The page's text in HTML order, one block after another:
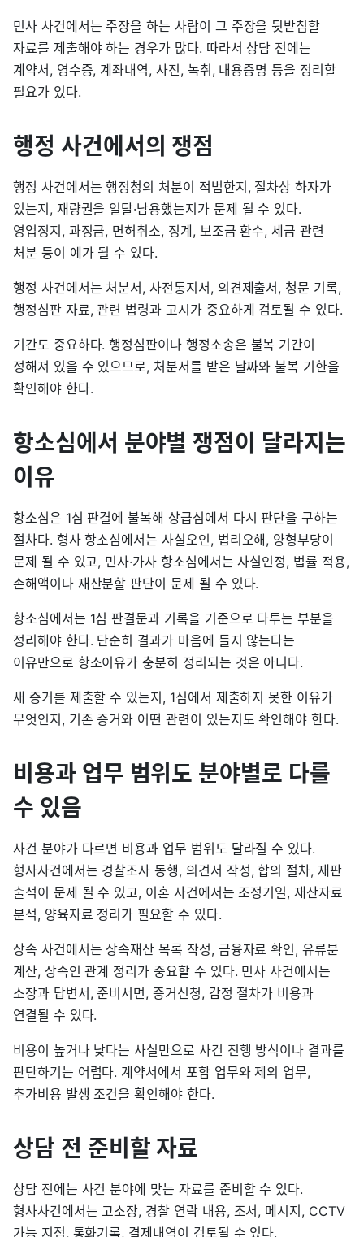
민사 사건에서는 주장을 하는 사람이 그 주장을 뒷받침할
자료를 제출해야 하는 경우가 많다. 따라서 상담 전에는
계약서, 영수증, 계좌내역, 사진, 녹취, 내용증명 등을 정리할
필요가 있다.
행정 사건에서의 쟁점
행정 사건에서는 행정청의 처분이 적법한지, 절차상 하자가
있는지, 재량권을 일탈·남용했는지가 문제 될 수 있다.
영업정지, 과징금, 면허취소, 징계, 보조금 환수, 세금 관련
처분 등이 예가 될 수 있다.
행정 사건에서는 처분서, 사전통지서, 의견제출서, 청문 기록,
행정심판 자료, 관련 법령과 고시가 중요하게 검토될 수 있다.
기간도 중요하다. 행정심판이나 행정소송은 불복 기간이
정해져 있을 수 있으므로, 처분서를 받은 날짜와 불복 기한을
확인해야 한다.
항소심에서 분야별 쟁점이 달라지는
이유
항소심은 1심 판결에 불복해 상급심에서 다시 판단을 구하는
절차다. 형사 항소심에서는 사실오인, 법리오해, 양형부당이
문제 될 수 있고, 민사·가사 항소심에서는 사실인정, 법률 적용,
손해액이나 재산분할 판단이 문제 될 수 있다.
항소심에서는 1심 판결문과 기록을 기준으로 다투는 부분을
정리해야 한다. 단순히 결과가 마음에 들지 않는다는
이유만으로 항소이유가 충분히 정리되는 것은 아니다.
새 증거를 제출할 수 있는지, 1심에서 제출하지 못한 이유가
무엇인지, 기존 증거와 어떤 관련이 있는지도 확인해야 한다.
비용과 업무 범위도 분야별로 다를
수 있음
사건 분야가 다르면 비용과 업무 범위도 달라질 수 있다.
형사사건에서는 경찰조사 동행, 의견서 작성, 합의 절차, 재판
출석이 문제 될 수 있고, 이혼 사건에서는 조정기일, 재산자료
분석, 양육자료 정리가 필요할 수 있다.
상속 사건에서는 상속재산 목록 작성, 금융자료 확인, 유류분
계산, 상속인 관계 정리가 중요할 수 있다. 민사 사건에서는
소장과 답변서, 준비서면, 증거신청, 감정 절차가 비용과
연결될 수 있다.
비용이 높거나 낮다는 사실만으로 사건 진행 방식이나 결과를
판단하기는 어렵다. 계약서에서 포함 업무와 제외 업무,
추가비용 발생 조건을 확인해야 한다.
상담 전 준비할 자료
상담 전에는 사건 분야에 맞는 자료를 준비할 수 있다.
형사사건에서는 고소장, 경찰 연락 내용, 조서, 메시지, CCTV
가능 지점, 통화기록, 결제내역이 검토될 수 있다.